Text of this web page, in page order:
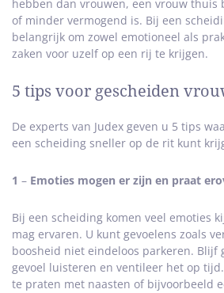
hebben dan vrouwen, een vrouw thuis
of minder vermogend is. Bij een
belangrijk om zowel emotioneel als
zaken voor uzelf op een rij te krijgen.
5 tips voor gescheiden
De experts van Judex geven u 5 tips
een scheiding sneller op de rit kunt
1 – Emoties mogen er zijn en praat
Bij een scheiding komen veel emoties
mag ervaren. U kunt gevoelens zoals
boosheid niet eindeloos parkeren. Blijf
gevoel luisteren en ventileer het op
te praten met naasten of bijvoorbeeld